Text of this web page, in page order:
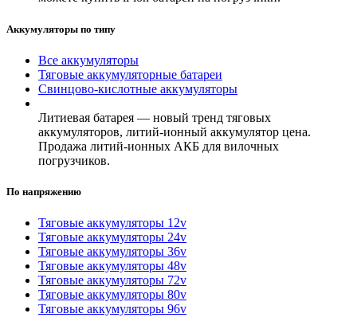
Аккумуляторы по типу
Все аккумуляторы
Тяговые аккумуляторные батареи
Свинцово-кислотные аккумуляторы
Литиевая батарея — новый тренд тяговых
аккумуляторов, литий-ионный аккумулятор цена.
Продажа литий-ионных АКБ для вилочных
погрузчиков.
По напряжению
Тяговые аккумуляторы 12v
Тяговые аккумуляторы 24v
Тяговые аккумуляторы 36v
Тяговые аккумуляторы 48v
Тяговые аккумуляторы 72v
Тяговые аккумуляторы 80v
Тяговые аккумуляторы 96v